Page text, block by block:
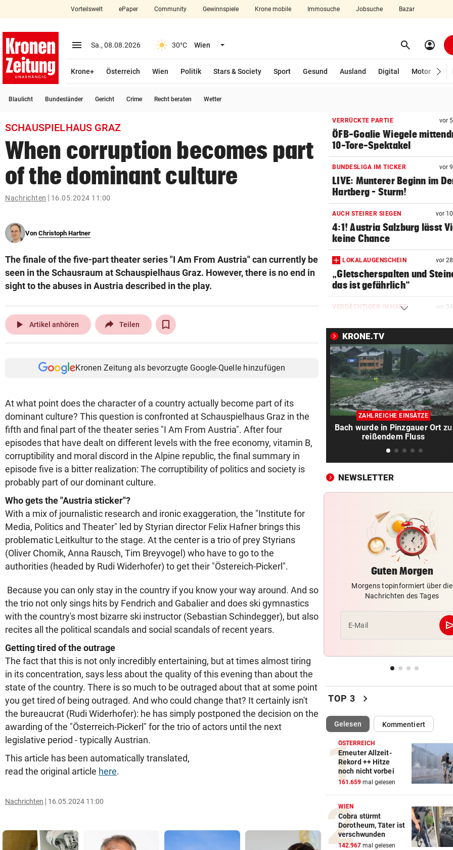
closeSchließen
account_circle Anmelden
arrow_right
bookmark
search
Suchbegriff
eingeben
© Krone Multimedia GmbH & Co KG 2026
Vorteilswelt ePaper Community Gewinnspiele Krone mobile Immosuche Jobsuche Bazar
menu Menü aufklappen
Sa., 08.08.2026 30°C Wien Menü aufklappen search Suchen
account_circle
Krone+ Österreich Wien Politik Stars & Society Sport Gesund Ausland Digital Motor
Blaulicht Bundesländer Gericht Crime Recht beraten Wetter
SCHAUSPIELHAUS GRAZ
When corruption becomes part
of the dominant culture
Nachrichten 16.05.2024 11:00
Von Christoph Hartner
The finale of the five-part theater series "I Am From Austria" can currently be
seen in the Schausraum at Schauspielhaus Graz. However, there is no end in
sight to the abuses in Austria described in the play.
play_arrow Artikel anhören Teilen
Kronen Zeitung als bevorzugte Google-Quelle hinzufügen
At what point does the character of a country actually become part of its
dominant culture? This question is confronted at Schauspielhaus Graz in the
fifth and final part of the theater series "I Am From Austria". After four
episodes that have dealt on different levels with the free economy, vitamin B,
corruptibility and moral discord in the Alpine republic, the final summary in
episode five is a bitter realization: The corruptibility of politics and society is
probably part of our dominant culture.
Who gets the "Austria sticker"?
With a mix of journalistic research and ironic exaggeration, the "Institute for
Media, Politics and Theater" led by Styrian director Felix Hafner brings this
problematic Leitkultur to the stage. At the center is a trio of prey Styrians
(Oliver Chomik, Anna Rausch, Tim Breyvogel) who have to go to the
authorities (headed by Rudi Widerhofer) to get their "Östereich-Pickerl".
Because you can only stay in the country if you know your way around. And so
the trio not only sings hits by Fendrich and Gabalier and does ski gymnastics
with the country's most bizarre ski instructor (Sebastian Schindegger), but also
recites all the political scandals and social scandals of recent years.
Getting tired of the outrage
The fact that this is not only incredibly entertaining, but at times almost tiring
in its concentration, says less about the quality of this evening than about the
state of the country. There is so much to be outraged about that at some point
you get tired of being outraged. And who could change that? It certainly isn't
the bureaucrat (Rudi Widerhofer): he has simply postponed the decision on the
awarding of the "Österreich-Pickerl" for the trio of actors until the next
legislative period - typically Austrian.
This article has been automatically translated,
read the original article here.
Nachrichten 16.05.2024 11:00
VERRÜCKTE PARTIE vor
ÖFB-Goalie Wiegele
10-Tore-Spektakel
BUNDESLIGA IM TICKER vor
LIVE: Munterer Beginn im
Hartberg – Sturm!
AUCH STEIRER SIEGEN vor
4:1! Austria Salzburg lässt
keine Chance
LOKALAUGENSCHEIN vor
„Gletscherspalten und
das ist gefährlich“
VERDÄCHTIGER IN HAFT vor
Passanten in Rotterdam
REGIONALLIGA NORD vor 44
Grünau fertigte
3:0 ab
DREIER FÜR ROTJACKEN vor
Kopfball-Tore bescheren
Sieg gegen Lustenau!
Ist die
Geld wert?
WIENER FERIENBETREUUNG vor
beeinträchtigter Kinder
TRAGISCHE DETAILS vor
Barca und Co.! Reaktionen
von Jorge Messi
SCHRECKEN UND CHAOS vor
Wildschwein legte U-Bahn in
Budapest lahm
vor
über zweiten Sieg
War dieser Unterhaus-
wirklich notwendig?
NEO-RIEDER SCHWAB
„Stell dir vor, du holst mit
einen Titel“
IM STEIRISCHEN REVIER vor
Vom „Juniorpartner“ zum
Liga-Rivalen
BOOKING.COM-DATENLECK vor
Betrugswelle gegen
schützen Sie sich
KRONE.TV
ZAHLREICHE EINSÄTZE
Bach wurde in Pinzgauer Ort zu
reißendem Fluss
NEWSLETTER
Guten Morgen
Morgens topinformiert über die
Nachrichten des Tages
E-Mail
TOP 3 chevron_right
Gelesen(ausgewählt)Kommentiert
ÖSTERREICH
Erneuter Allzeit-
Rekord ++ Hitze
noch nicht vorbei
161.659 mal gelesen
WIEN
Cobra stürmt
Dorotheum, Täter ist
verschwunden
142.967 mal gelesen